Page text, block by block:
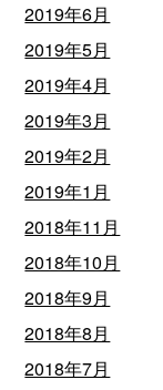
2019年6月
2019年5月
2019年4月
2019年3月
2019年2月
2019年1月
2018年11月
2018年10月
2018年9月
2018年8月
2018年7月